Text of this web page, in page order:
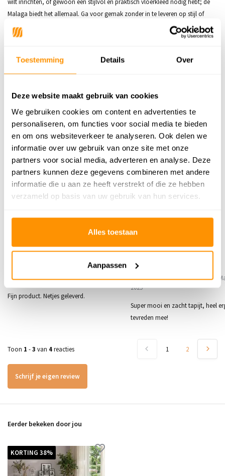
Toestemming Details Over
Deze website maakt gebruik van cookies
We gebruiken cookies om content en advertenties te
personaliseren, om functies voor social media te bieden
en om ons websiteverkeer te analyseren. Ook delen we
informatie over uw gebruik van onze site met onze
partners voor social media, adverteren en analyse. Deze
partners kunnen deze gegevens combineren met andere
informatie die u aan ze heeft verstrekt of die ze hebben
verzameld op basis van uw gebruik van hun services.
Alles toestaan
Aanpassen
Adviesprijs199,95
129,95 35% Je bespaart 70 euro
Buy now, pay later
wilt inrichten, of gewoon een stijlvol en praktisch vloerkleed nodig hebt; de
Malaga biedt het allemaal. Ga voor gemak zonder in te leveren op stijl of
comfort met de Malaga Collectie.
Productspecificaties
Reviews
Gepost door:Angeliqueop 13 April 2026
Fijn product. Netjes geleverd.
Gepost door:G.Ramakersop 27
2025
Super mooi en zacht tapijt, heel
tevreden mee!
Toon 1 -3 van 4reacties 1 2
Schrijf je eigen review
Eerder bekeken door jou
KORTING 38%